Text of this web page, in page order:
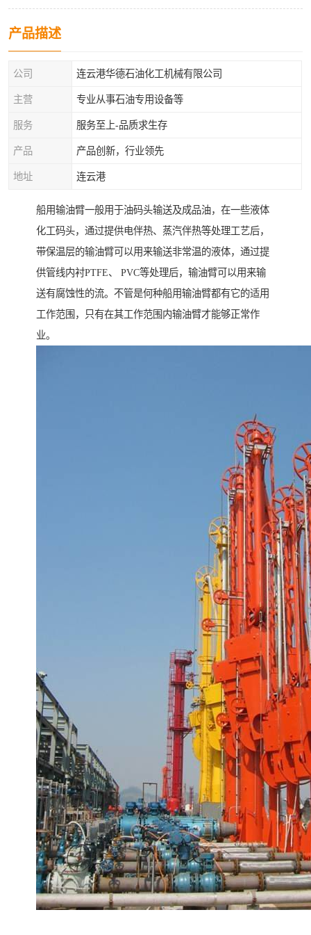
产品描述
公司 连云港华德石油化工机械有限公司
主营 专业从事石油专用设备等
服务 服务至上-品质求生存
产品 产品创新，行业领先
地址 连云港
船用输油臂一般用于油码头输送及成品油，在一些液体
化工码头，通过提供电伴热、蒸汽伴热等处理工艺后，
带保温层的输油臂可以用来输送非常温的液体，通过提
供管线内衬PTFE、 PVC等处理后，输油臂可以用来输
送有腐蚀性的流。不管是何种船用输油臂都有它的适用
工作范围，只有在其工作范围内输油臂才能够正常作
业。